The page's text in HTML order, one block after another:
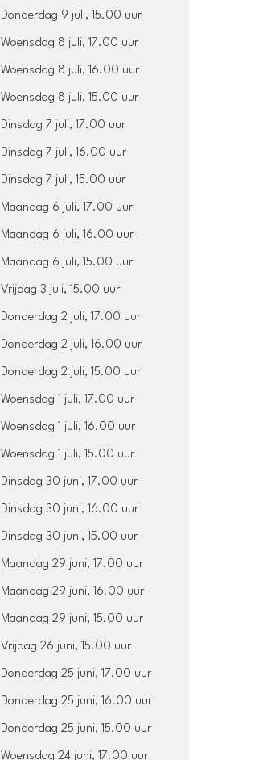
Donderdag 9 juli, 15.00 uur
Woensdag 8 juli, 17.00 uur
Woensdag 8 juli, 16.00 uur
Woensdag 8 juli, 15.00 uur
Dinsdag 7 juli, 17.00 uur
Dinsdag 7 juli, 16.00 uur
Dinsdag 7 juli, 15.00 uur
Maandag 6 juli, 17.00 uur
Maandag 6 juli, 16.00 uur
Maandag 6 juli, 15.00 uur
Vrijdag 3 juli, 15.00 uur
Donderdag 2 juli, 17.00 uur
Donderdag 2 juli, 16.00 uur
Donderdag 2 juli, 15.00 uur
Woensdag 1 juli, 17.00 uur
Woensdag 1 juli, 16.00 uur
Woensdag 1 juli, 15.00 uur
Dinsdag 30 juni, 17.00 uur
Dinsdag 30 juni, 16.00 uur
Dinsdag 30 juni, 15.00 uur
Maandag 29 juni, 17.00 uur
Maandag 29 juni, 16.00 uur
Maandag 29 juni, 15.00 uur
Vrijdag 26 juni, 15.00 uur
Donderdag 25 juni, 17.00 uur
Donderdag 25 juni, 16.00 uur
Donderdag 25 juni, 15.00 uur
Woensdag 24 juni, 17.00 uur